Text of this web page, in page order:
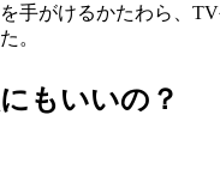
手がけるかたわら、
。
もいいの？